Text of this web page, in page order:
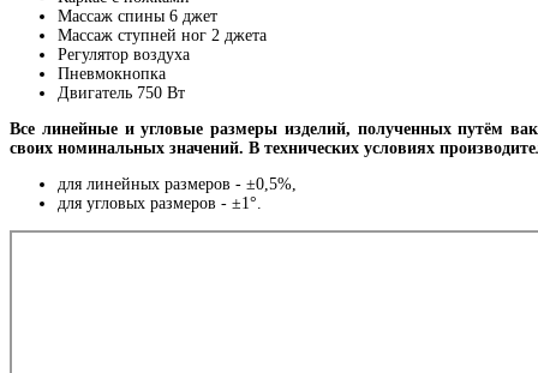
Массаж спины 6 джет
Массаж ступней ног 2 джета
Регулятор воздуха
Пневмокнопка
Двигатель 750 Вт
Все линейные и угловые размеры изделий, полученных путём
своих номинальных значений. В технических условиях
для линейных размеров - ±0,5%,
для угловых размеров - ±1°.